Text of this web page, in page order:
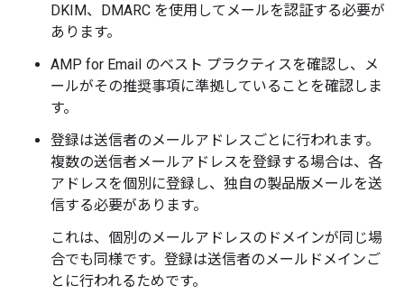
DKIM、DMARC を使用してメールを認証する必要が
あります。
AMP for Email のベスト プラクティスを確認し、メ
ールがその推奨事項に準拠していることを確認しま
す。
登録は送信者のメールアドレスごとに行われます。
複数の送信者メールアドレスを登録する場合は、各
アドレスを個別に登録し、独自の製品版メールを送
信する必要があります。
これは、個別のメールアドレスのドメインが同じ場
合でも同様です。登録は送信者のメールドメインご
とに行われるためです。